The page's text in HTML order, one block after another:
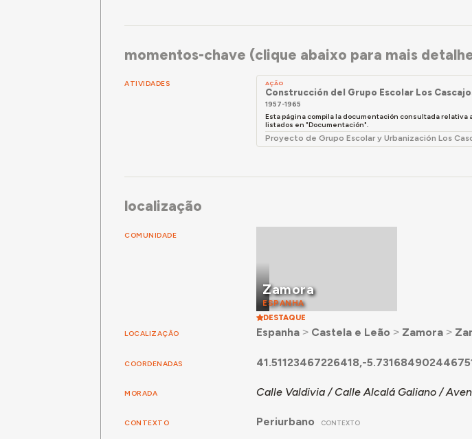
momentos-chave (clique abaixo para mais
ATIVIDADES AÇÃO
Construcción del Grupo Escolar Los
1957-1965
Esta página compila la documentación consultada
listados en "Documentación".
Proyecto de Grupo Escolar y Urbanización Los
localização
COMUNIDADE
Zamora
ESPANHA
DESTAQUE
LOCALIZAÇÃO Espanha˃ Castela e Leão ˃ Zamora˃
COORDENADAS 41.51123467226418,-
MORADA Calle Valdivia / Calle Alcalá Galiano /
CONTEXTO Periurbano CONTEXTO